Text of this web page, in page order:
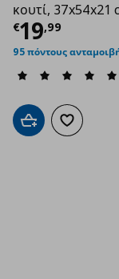
κουτί, 37x54x21
€19,99
Τρέχουσα
95 πόντους
Προσθήκη στοΠροσθήκη